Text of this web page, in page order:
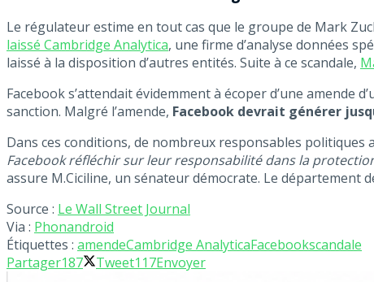
Le régulateur estime en tout cas que le groupe de Mark
laissé Cambridge Analytica, une firme d’analyse données
laissé à la disposition d’autres entités. Suite à ce scandale,
Facebook s’attendait évidemment à écoper d’une amende
sanction. Malgré l’amende, Facebook devrait générer
Dans ces conditions, de nombreux responsables politiques
Facebook réfléchir sur leur responsabilité dans la
assure M.Ciciline, un sénateur démocrate. Le département
Source : Le Wall Street Journal
Via : Phonandroid
Étiquettes : amendeCambridge AnalyticaFacebookscandale
Partager187 Tweet117Envoyer